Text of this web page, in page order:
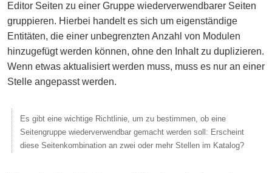
Editor Seiten zu einer Gruppe wiederverwendbarer Seiten
gruppieren. Hierbei handelt es sich um eigenständige
Entitäten, die einer unbegrenzten Anzahl von Modulen
hinzugefügt werden können, ohne den Inhalt zu duplizieren.
Wenn etwas aktualisiert werden muss, muss es nur an einer
Stelle angepasst werden.
Es gibt eine wichtige Richtlinie, um zu bestimmen, ob eine
Seitengruppe wiederverwendbar gemacht werden soll: Erscheint
diese Seitenkombination an zwei oder mehr Stellen im Katalog?